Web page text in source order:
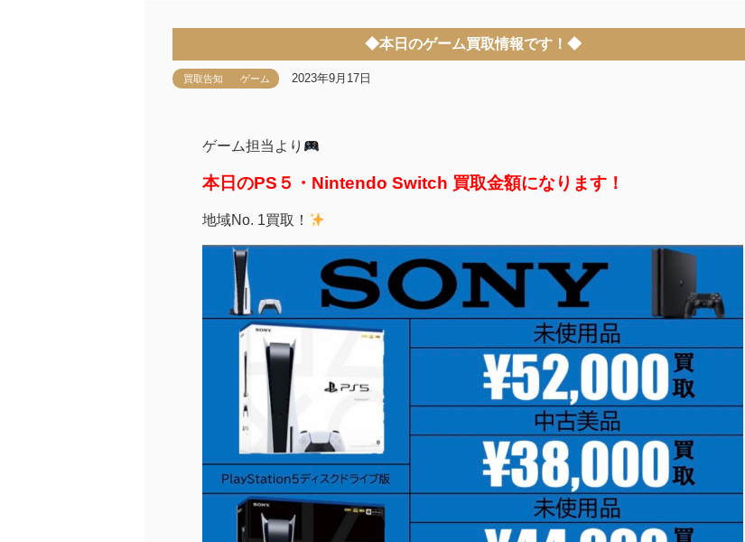
◆本日のゲーム買取情報です！◆
買取告知 ゲーム 2023年9月17日
ゲーム担当より
本日のPS５・Nintendo Switch 買取金額になります！
地域No. 1買取！